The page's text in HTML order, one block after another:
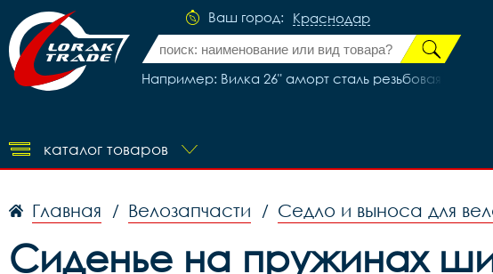
Ваш город: Краснодар
Например: Вилка 26" аморт сталь резьбовая 1/8 Disk,
каталог товаров
Главная / Велозапчасти / Седло и выноса для
Сиденье на пружинах